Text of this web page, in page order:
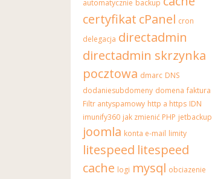
automatycznie backup
certyfikat cPanel cron
delegacja directadmin
directadmin skrzynka
pocztowa dmarc DNS
dodaniesubdomeny domena faktura
Filtr antyspamowy http a https IDN
imunify360 jak zmienić PHP jetbackup
joomla konta e-mail limity
litespeed litespeed
cache logi mysql obciazenie